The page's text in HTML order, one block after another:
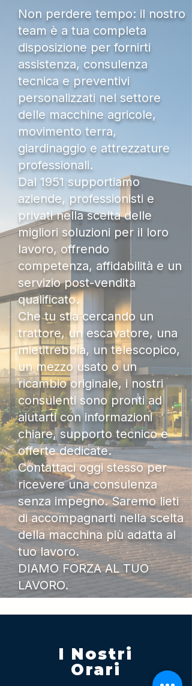
Non perdere tempo: il nostro
team è a tua completa
disposizione per fornirti
assistenza, consulenza
tecnica e preventivi
personalizzati nel settore
delle macchine agricole,
movimento terra,
giardinaggio e attrezzature
professionali.
Dal 1951 supportiamo
aziende, professionisti e
privati nella scelta delle
migliori soluzioni per il loro
lavoro, offrendo
competenza, affidabilità e un
servizio post-vendita
qualificato.
Che tu stia cercando un
trattore, un escavatore, una
mietitrebbia, un telescopico,
un mezzo usato o un
ricambio originale, i nostri
consulenti sono pronti ad
aiutarti con informazioni
chiare, supporto tecnico e
offerte dedicate.
Contattaci oggi stesso per
ricevere una consulenza
senza impegno. Saremo lieti
di accompagnarti nella scelta
della macchina più adatta al
tuo lavoro.
DIAMO FORZA AL TUO
LAVORO.
I Nostri
Orari